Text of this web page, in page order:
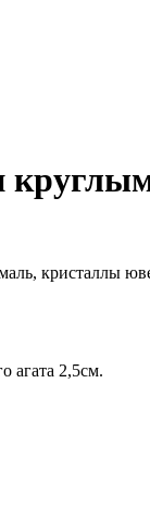
кристаллы
агата 2,5см.